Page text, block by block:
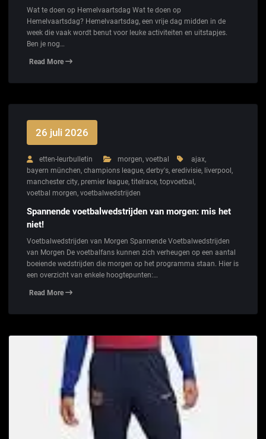
Wat te doen op Hemelvaartsdag Wat te doen op
Hemelvaartsdag? Hemelvaartsdag, een vrije dag midden in de
week die vaak wordt benut voor leuke activiteiten en uitstapjes.
Ben je nog…
Read More
26 juli 2026
etten-leurbulletin morgen, voetbal ajax,
bayern münchen, champions league, derby's, eredivisie, liverpool,
manchester city, premier league, titelrace, topvoetbal,
voetbal morgen, voetbalwedstrijden
Spannende voetbalwedstrijden van morgen: mis het
niet!
Voetbalwedstrijden van Morgen Spannende Voetbalwedstrijden
van Morgen De voetbalfans kunnen zich verheugen op een aantal
boeiende wedstrijden die morgen op het programma staan. Hier is
een overzicht van enkele hoogtepunten:…
Read More